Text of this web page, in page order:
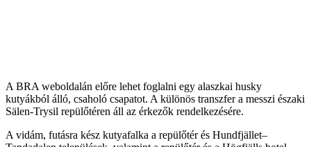
A BRA weboldalán előre lehet foglalni egy alaszkai husky
kutyákból álló, csaholó csapatot. A különös transzfer a messzi északi
Sälen-Trysil repülőtéren áll az érkezők rendelkezésére.
A vidám, futásra kész kutyafalka a repülőtér és Hundfjället–